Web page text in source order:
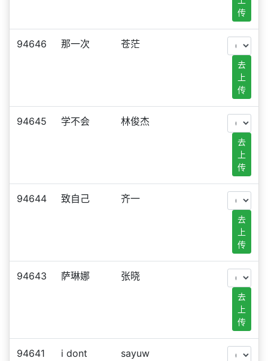
传
94646 那一次 苍茫
去
上
传
94645 学不会 林俊杰
去
上
传
94644 致自己 齐一
去
上
传
94643 萨琳娜 张晓
去
上
传
94641
i dont
sayuw